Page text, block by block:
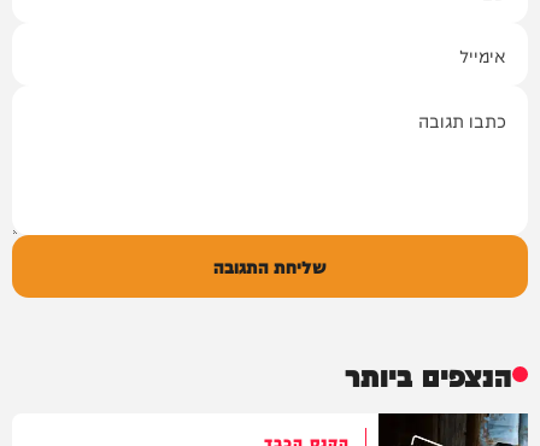
שליחת התגובה
הנצפים ביותר